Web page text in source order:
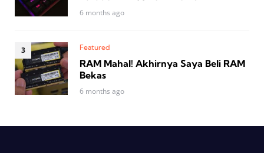
6 months ago
Featured
RAM Mahal! Akhirnya Saya Beli RAM
Bekas
6 months ago